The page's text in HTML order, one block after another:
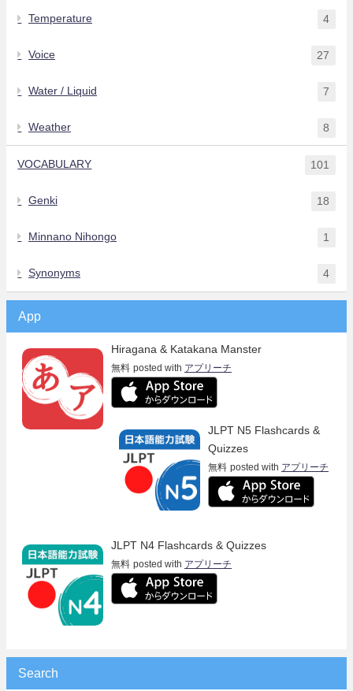
Temperature 4
Voice 27
Water / Liquid 7
Weather 8
VOCABULARY 101
Genki 18
Minnano Nihongo 1
Synonyms 4
App
Hiragana & Katakana Manster
無料 posted with アプリーチ
JLPT N5 Flashcards &
Quizzes
無料 posted with アプリーチ
JLPT N4 Flashcards & Quizzes
無料 posted with アプリーチ
Search